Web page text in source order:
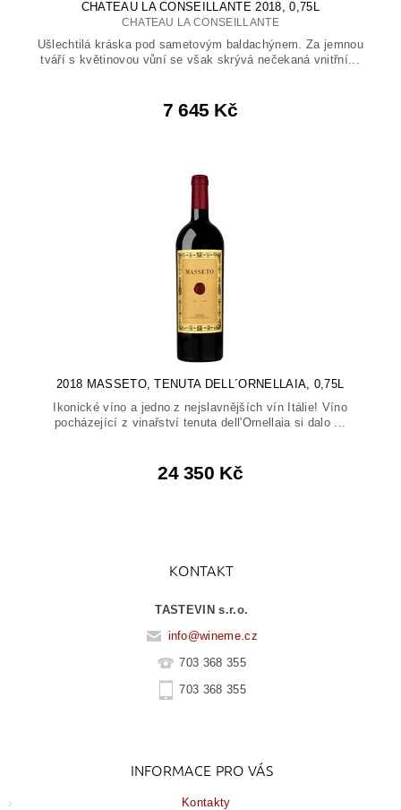
CHATEAU LA CONSEILLANTE 2018, 0,75L
CHATEAU LA CONSEILLANTE
Ušlechtilá kráska pod sametovým baldachýnem. Za jemnou
tváří s květinovou vůní se však skrývá nečekaná vnitřní...
7 645 Kč
2018 MASSETO, TENUTA DELL´ORNELLAIA, 0,75L
Ikonické víno a jedno z nejslavnějších vín Itálie! Víno
pocházející z vinařství tenuta dell'Ornellaia si dalo ...
24 350 Kč
KONTAKT
TASTEVIN s.r.o.
info@wineme.cz
703 368 355
703 368 355
INFORMACE PRO VÁS
Kontakty